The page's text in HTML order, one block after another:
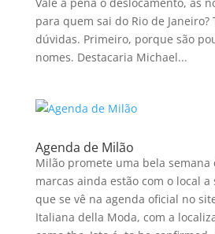
para quem sai do Rio de Janeiro?
dúvidas. Primeiro, porque são
nomes. Destacaria Michael...
Agenda de Milão
Milão promete uma bela semana
marcas ainda estão com o local
que se vê na agenda oficial no
Italiana della Moda, com a